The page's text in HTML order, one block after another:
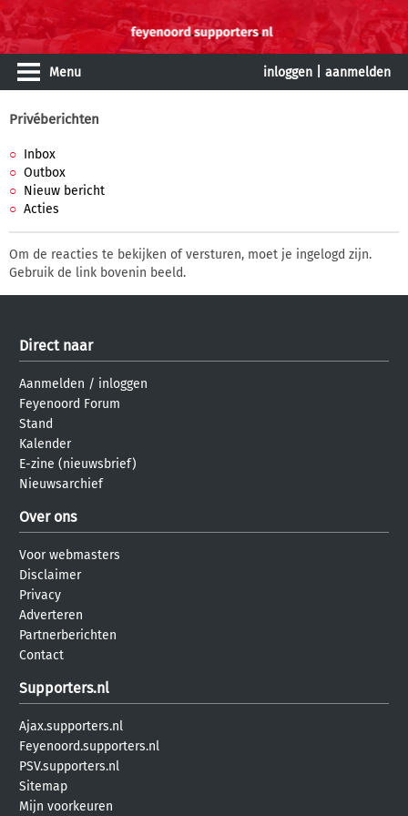
Menu inloggen aanmelden
Privéberichten
Inbox
Outbox
Nieuw bericht
Acties
Om de reacties te bekijken of versturen, moet je ingelogd zijn.
Gebruik de link bovenin beeld.
Direct naar
Aanmelden / inloggen
Feyenoord Forum
Stand
Kalender
E-zine (nieuwsbrief)
Nieuwsarchief
Over ons
Voor webmasters
Disclaimer
Privacy
Adverteren
Partnerberichten
Contact
Supporters.nl
Ajax.supporters.nl
Feyenoord.supporters.nl
PSV.supporters.nl
Sitemap
Mijn voorkeuren